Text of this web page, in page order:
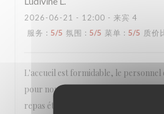
2026-06-21 - 12:00 - 来宾 4
服务 : 5/5 氛围 : 5/5 菜单 : 5/5 质价
L'accueil est formidable, le personnel
pour nous. Nous avons passé un très
repas était excellent. Nous reviendrons